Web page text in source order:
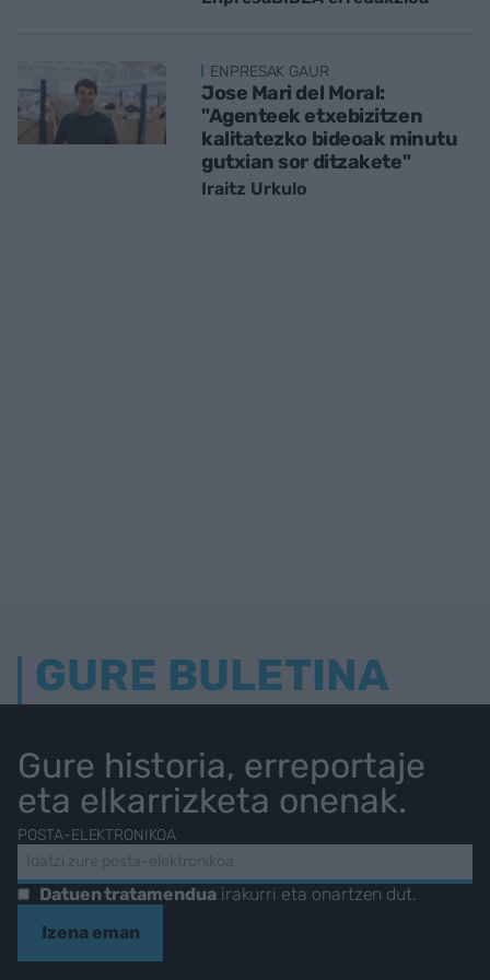
ENPRESAK GAUR
Jose Mari del Moral:
"Agenteek etxebizitzen
kalitatezko bideoak minutu
gutxian sor ditzakete"
Iraitz Urkulo
GURE BULETINA
Gure historia, erreportaje
eta elkarrizketa onenak.
POSTA-ELEKTRONIKOA
Datuen tratamenduairakurri eta onartzen dut.
Izena eman